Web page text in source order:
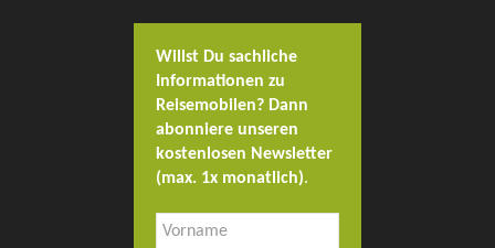
Willst Du sachliche
Informationen zu
Reisemobilen? Dann
abonniere unseren
kostenlosen Newsletter
(max. 1x monatlich).